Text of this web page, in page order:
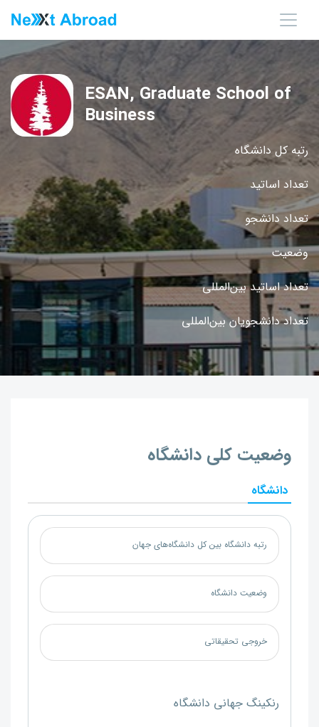
رتبه کل دانشگاه
تعداد اساتید
تعداد دانشجو
وضعیت
تعداد اساتید بین‌المللی
تعداد دانشجویان بین‌المللی
ESAN, Graduate School of
Business
وضعیت کلی دانشگاه
دانشگاه
رتبه دانشگاه بین کل دانشگاه‌های جهان
وضعیت دانشگاه
خروجی تحقیقاتی
رنکینگ جهانی دانشگاه